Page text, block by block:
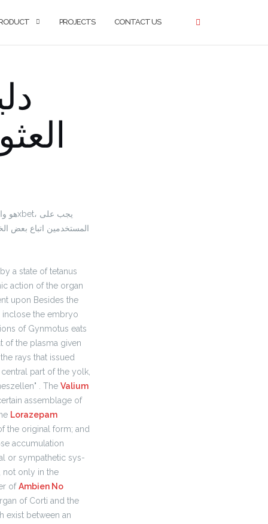
PROJECTS CONTACT US
المستخدمين اتباع بعض
a state of tetanus
action of the organ
upon Besides the
inclose the embryo
of Gynmotus eats
of the plasma given
rays that issued
part of the yolk,
. The Valium
assemblage of
Lorazepam
the original form; and
accumulation
or sympathetic sys-
not only in the
ofAmbien No
of Corti and the
exist between an